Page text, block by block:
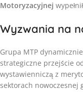
Motoryzacyjnej
Wyzwania na
Grupa MTP
strategiczne przejście
wystawienniczą z
sektorach nowoczesnej